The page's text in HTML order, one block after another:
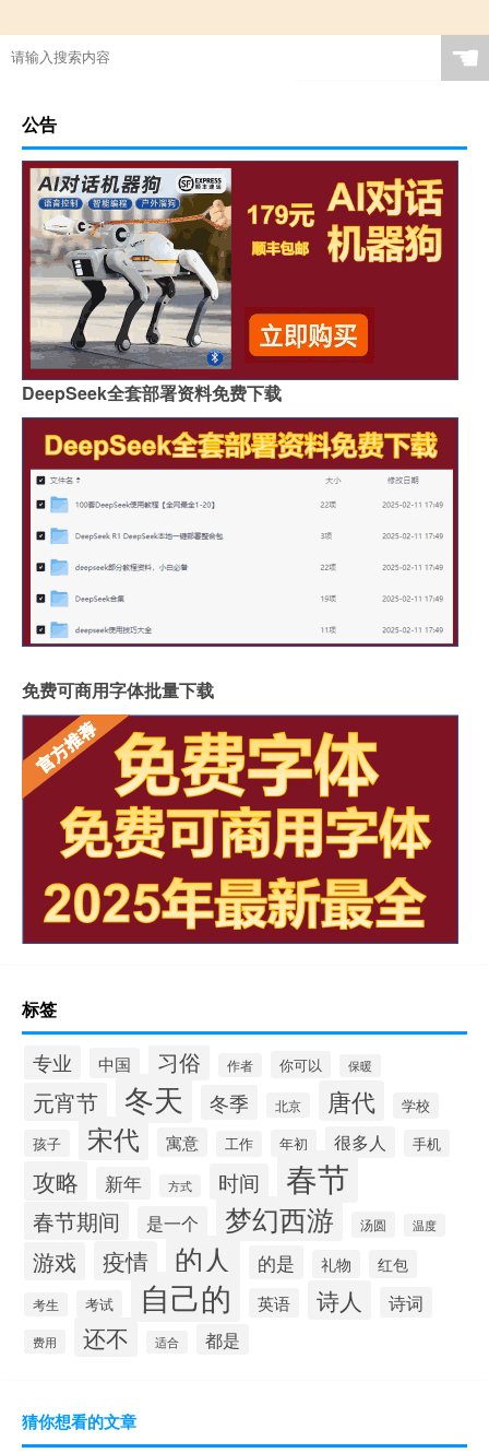
☚
公告
DeepSeek全套部署资料免费下载
免费可商用字体批量下载
标签
专业 中国 习俗 作者 你可以 保暖
元宵节 冬天 冬季 北京 唐代 学校
孩子 宋代 寓意 工作 年初 很多人 手机
攻略 新年 方式 时间 春节
春节期间 是一个 梦幻西游 汤圆 温度
游戏 疫情 的人 的是 礼物 红包
考生 考试 自己的 英语 诗人 诗词
费用 还不 适合 都是
猜你想看的文章